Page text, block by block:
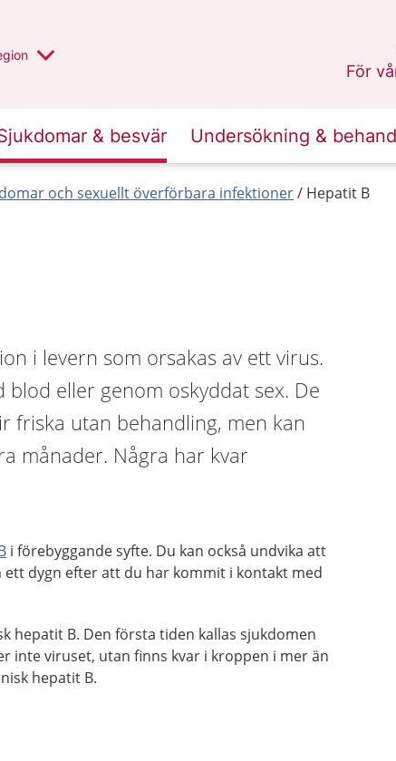
valt region
annan
För
& besvär Undersökning &
och sexuellt överförbara infektioner Hepatit B
i levern som orsakas av ett virus.
eller genom oskyddat sex. De
friska utan behandling, men kan
månader. Några har kvar
i förebyggande syfte. Du kan också undvika att
dygn efter att du har kommit i kontakt med
hepatit B. Den första tiden kallas sjukdomen
inte viruset, utan finns kvar i kroppen i mer än
hepatit B.